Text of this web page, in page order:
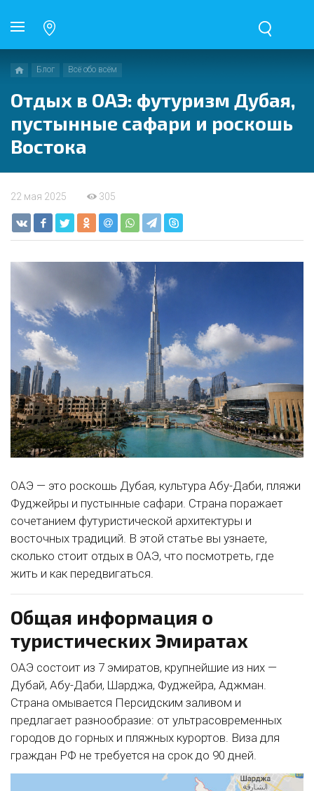
Блог Всё обо всём
Отдых в ОАЭ: футуризм Дубая,
пустынные сафари и роскошь
Востока
22 мая 2025 305
ОАЭ — это роскошь Дубая, культура Абу-Даби, пляжи
Фуджейры и пустынные сафари. Страна поражает
сочетанием футуристической архитектуры и
восточных традиций. В этой статье вы узнаете,
сколько стоит отдых в ОАЭ, что посмотреть, где
жить и как передвигаться.
Общая информация о
туристических Эмиратах
ОАЭ состоит из 7 эмиратов, крупнейшие из них —
Дубай, Абу-Даби, Шарджа, Фуджейра, Аджман.
Страна омывается Персидским заливом и
предлагает разнообразие: от ультрасовременных
городов до горных и пляжных курортов. Виза для
граждан РФ не требуется на срок до 90 дней.